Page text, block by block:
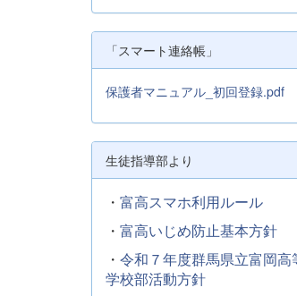
「スマート連絡帳」
保護者マニュアル_初回登録.pdf
生徒指導部より
・ 富高スマホ利用ルール
・ 富高いじめ防止基本方針
・ 令和７年度群馬県立富岡高
学校部活動方針